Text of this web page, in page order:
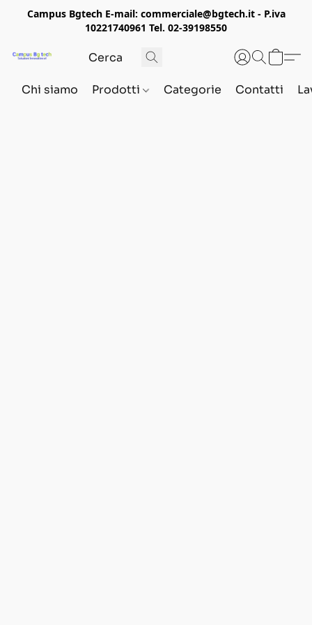
Campus Bgtech E-mail: commerciale@bgtech.it - P.iva
10221740961 Tel. 02-39198550
Chi siamo Prodotti Categorie Contatti